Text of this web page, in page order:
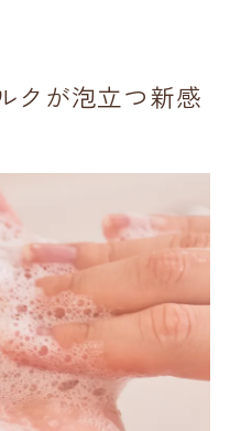
クが泡立つ新感